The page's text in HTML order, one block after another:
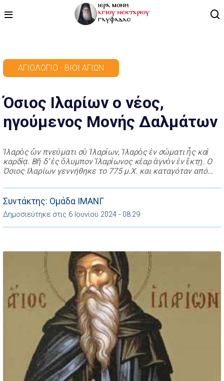
ΠΡΟΓΡΑΜΜΑ
ΒΙΝΤΕΟ
ΑΡΘΡΟΓΡΑΦΙΑ
ΕΠΙΚΟΙΝΩΝΙΑ
ΑΓΙΟΛΌΓΙΟ - ΒΊΟΙ ΑΓΊΩΝ
Όσιος Ιλαρίων ο νέος,
ηγούμενος Μονής Δαλμάτων
Ἱλαρὸς ὢν πνεύματι σὺ Ἱλαρίων, Ἱλαρὸς ἐν σώματι ἦς καὶ
καρδίᾳ. Βῆ δ’ ἐς ὄλυμπον Ἱλαρίωνος κέαρ ἁγνὸν ἐν ἕκτῃ. Ο
Όσιος Ιλαρίων γεννήθηκε το 775 μ.Χ. και καταγόταν από
προμηθευτής άρτου των ανακτόρων και Θεοδοσία, ήταν
ευσεβείς και ενάρετοι άνθρωποι και γαλούχησαν τον μικρό
γιο τους […]
Συντάκτης: Ομάδα ΙΜΑΝΓ
Δημοσιεύτηκε στις 6 Ιουνίου 2024 - 08:29